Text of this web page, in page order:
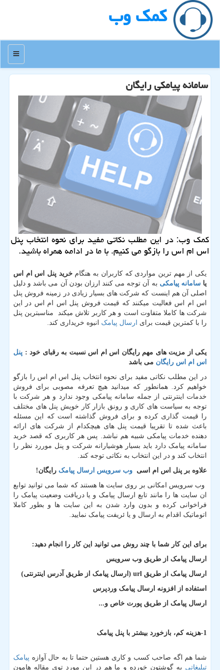
كمك وب
منو
سامانه پیامكی رایگان
كمك وب: در این مطلب نكاتی مفید برای نحوه انتخاب پنل
اس ام اس را بازگو می كنیم. با ما در ادامه همراه باشید.
یکی از مهم ترین مواردی که کاربران به هنگامخرید پنل اس ام اس
یاسامانه پیامکی به آن توجه می کنند ارزان بودن آن می باشد و دلیل
اصلی آن هم اینست که شرکت های بسیار زیادی در زمینه فروش پنل
اس ام اس فعالیت میکنند که قیمت فروش پنل اس ام اس در این
شرکت ها کاملا متفاوت است و هر کاربر تلاش میکند مناسبترین پنل
را با کمترین قیمت برای ارسال پیامک انبوه خریداری کند.
یکی از مزیت های مهم رایگان اس ام اس نسبت به رقبای خود : پنل
اس ام اس رایگان می باشد
در این مطلب نکاتی مفید برای نحوه انتخاب پنل اس ام اس را بازگو
خواهیم کرد. همانطور که میدانید هیچ تعرفه مصوبی برای فروش
خدمات اینترنتی از جمله سامانه پیامکی وجود ندارد و هر شرکت با
توجه به سیاست های کاری و رونق بازار کار خویش پنل های مختلف
را قیمت گذاری کرده و برای فروش گذاشته است که این مسئله
باعث شده تا تقریبا قیمت پنل های هیچکدام از شرکت های ارائه
دهنده خدمات پیامکی شبیه هم نباشد. پس هر کاربری که قصد خرید
سامانه پیامک دارد باید بسیار هوشیارانه شرکت و پنل موررد نظر را
انتخاب کند و در این انتخاب به نکاتی توجه کند.
علاوه بر پنل اس ام اسی وب سرویس ارسال پیامک رایگان!
وب سرویس امکانی بر روی سایت ها هستند که شما می توانید توابع
ان سایت ها را مانند تابع ارسال پیامک و یا دریافت وضعیت پیامک را
فراخوانی کرده و بدون وارد شدن به این سایت ها و بطور کاملا
اتوماتیک اقدام به ارسال و یا ئریفت پیامک نمایید.
برای این کار شما با چند روش می توانید این کار را انجام دهید:
ارسال پیامک از طریق وب سرویس
ارسال پیامک از طریق url (ارسال پیامک از طریق آدرس اینترنتی)
استفاده از افزونه ارسال پیامک وردپرس
ارسال پیامک از طریق پورت خاص و...
1-هزینه کم ، بازخورد بیشتر با پنل پیامک
شما هم اگه صاحب کسب و کاری هستین حتما تا به حال آوازه پیامک
تبلیغاتی به گوشتون خورده و ما هم در این مورد توی مقاله هامون